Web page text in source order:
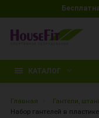
КАТАЛОГ
Главная
Гантели,
Набор гантелей в